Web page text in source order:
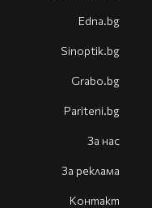
Edna.bg
Sinoptik.bg
Grabo.bg
Pariteni.bg
За нас
За реклама
Контакт